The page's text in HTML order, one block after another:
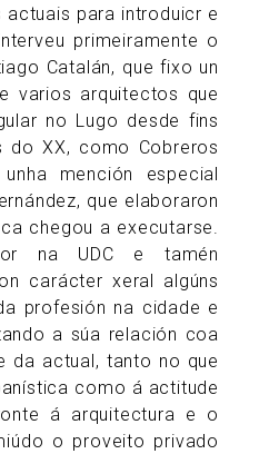
para introduicr e
primeiramente o
Catalán, que fixo un
varios arquitectos que
no Lugo desde fins
XX, como Cobreros
mención especial
que elaboraron
chegou a executarse.
na UDC e tamén
carácter xeral algúns
profesión na cidade e
a súa relación coa
da actual, tanto no que
como á actitude
á arquitectura e o
o proveito privado